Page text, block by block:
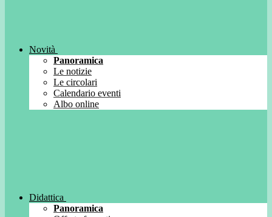
Novità
Panoramica
Le notizie
Le circolari
Calendario eventi
Albo online
Didattica
Panoramica